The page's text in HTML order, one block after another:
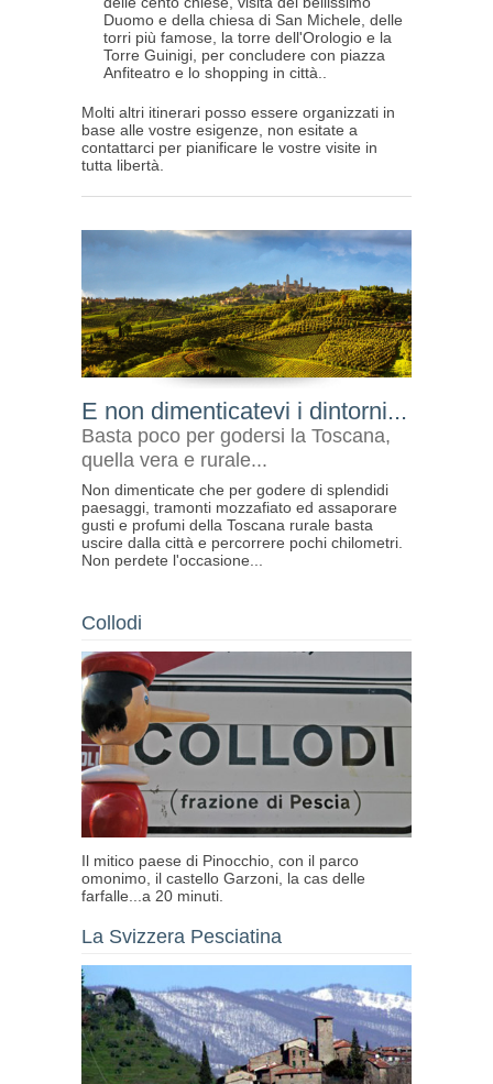
Duomo e della chiesa di San Michele, delle
torri più famose, la torre dell'Orologio e la
Torre Guinigi, per concludere con piazza
Anfiteatro e lo shopping in città..
Molti altri itinerari posso essere organizzati in
base alle vostre esigenze, non esitate a
contattarci per pianificare le vostre visite in
tutta libertà.
E non dimenticatevi i dintorni...
Basta poco per godersi la Toscana,
quella vera e rurale...
Non dimenticate che per godere di splendidi
paesaggi, tramonti mozzafiato ed assaporare
gusti e profumi della Toscana rurale basta
uscire dalla città e percorrere pochi chilometri.
Non perdete l'occasione...
Collodi
Il mitico paese di Pinocchio, con il parco
omonimo, il castello Garzoni, la cas delle
farfalle...a 20 minuti.
La Svizzera Pesciatina